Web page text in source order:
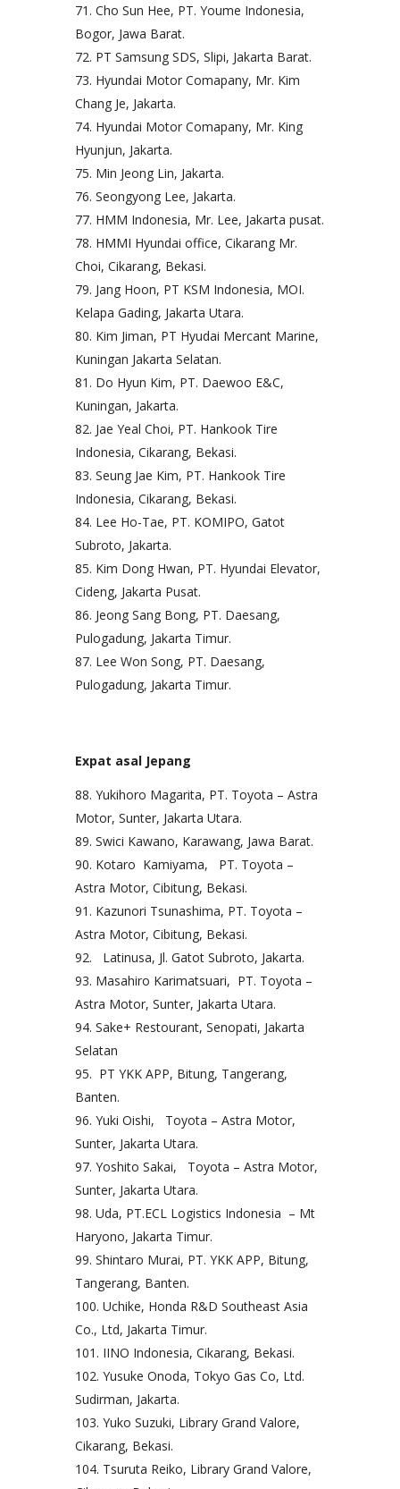
Cho Sun Hee, PT. Youme Indonesia,
Bogor, Jawa Barat.
PT Samsung SDS, Slipi, Jakarta Barat.
Hyundai Motor Comapany, Mr. Kim
Chang Je, Jakarta.
Hyundai Motor Comapany, Mr. King
Hyunjun, Jakarta.
Min Jeong Lin, Jakarta.
Seongyong Lee, Jakarta.
HMM Indonesia, Mr. Lee, Jakarta pusat.
HMMI Hyundai office, Cikarang Mr.
Choi, Cikarang, Bekasi.
Jang Hoon, PT KSM Indonesia, MOI.
Kelapa Gading, Jakarta Utara.
Kim Jiman, PT Hyudai Mercant Marine,
Kuningan Jakarta Selatan.
Do Hyun Kim, PT. Daewoo E&C,
Kuningan, Jakarta.
Jae Yeal Choi, PT. Hankook Tire
Indonesia, Cikarang, Bekasi.
Seung Jae Kim, PT. Hankook Tire
Indonesia, Cikarang, Bekasi.
Lee Ho-Tae, PT. KOMIPO, Gatot
Subroto, Jakarta.
Kim Dong Hwan, PT. Hyundai Elevator,
Cideng, Jakarta Pusat.
Jeong Sang Bong, PT. Daesang,
Pulogadung, Jakarta Timur.
Lee Won Song, PT. Daesang,
Pulogadung, Jakarta Timur.
Expat asal Jepang
Yukihoro Magarita, PT. Toyota – Astra
Motor, Sunter, Jakarta Utara.
Swici Kawano, Karawang, Jawa Barat.
Kotaro Kamiyama, PT. Toyota –
Astra Motor, Cibitung, Bekasi.
Kazunori Tsunashima, PT. Toyota –
Astra Motor, Cibitung, Bekasi.
Latinusa, Jl. Gatot Subroto, Jakarta.
Masahiro Karimatsuari, PT. Toyota –
Astra Motor, Sunter, Jakarta Utara.
Sake+ Restourant, Senopati, Jakarta
Selatan
PT YKK APP, Bitung, Tangerang,
Banten.
Yuki Oishi, Toyota – Astra Motor,
Sunter, Jakarta Utara.
Yoshito Sakai, Toyota – Astra Motor,
Sunter, Jakarta Utara.
Uda, PT.ECL Logistics Indonesia – Mt
Haryono, Jakarta Timur.
Shintaro Murai, PT. YKK APP, Bitung,
Tangerang, Banten.
Uchike, Honda R&D Southeast Asia
Co., Ltd, Jakarta Timur.
IINO Indonesia, Cikarang, Bekasi.
Yusuke Onoda, Tokyo Gas Co, Ltd.
Sudirman, Jakarta.
Yuko Suzuki, Library Grand Valore,
Cikarang, Bekasi.
Tsuruta Reiko, Library Grand Valore,